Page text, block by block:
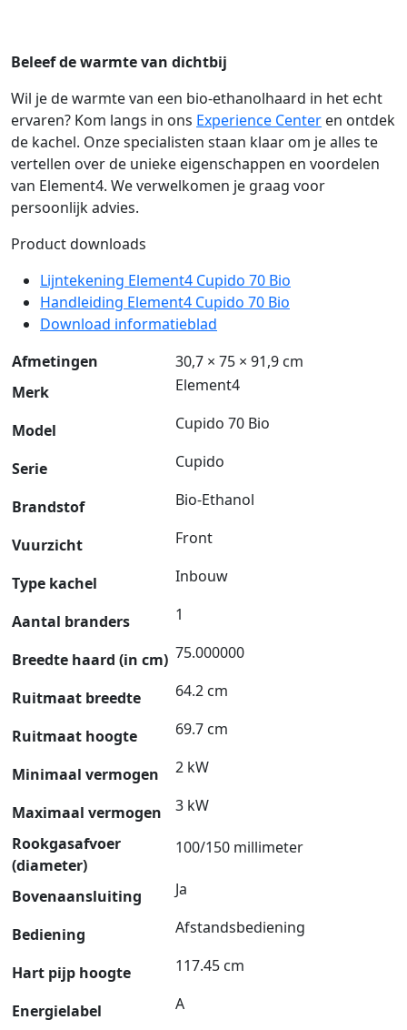
Beleef de warmte van dichtbij
Wil je de warmte van een bio-ethanolhaard in het echt
ervaren? Kom langs in ons Experience Center en ontdek
de kachel. Onze specialisten staan klaar om je alles te
vertellen over de unieke eigenschappen en voordelen
van Element4. We verwelkomen je graag voor
persoonlijk advies.
Product downloads
Lijntekening Element4 Cupido 70 Bio
Handleiding Element4 Cupido 70 Bio
Download informatieblad
Afmetingen
30,7 × 75 × 91,9 cm
Merk
Element4
Model Cupido 70 Bio
Serie Cupido
Brandstof Bio-Ethanol
Vuurzicht Front
Type kachel Inbouw
Aantal branders 1
Breedte haard (in cm) 75.000000
Ruitmaat breedte 64.2 cm
Ruitmaat hoogte 69.7 cm
Minimaal vermogen 2 kW
Maximaal vermogen
3 kW
Rookgasafvoer
(diameter)
100/150 millimeter
Bovenaansluiting Ja
Bediening Afstandsbediening
Hart pijp hoogte 117.45 cm
Energielabel A